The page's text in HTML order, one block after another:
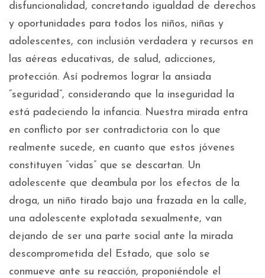
disfuncionalidad, concretando igualdad de derechos
y oportunidades para todos los niños, niñas y
adolescentes, con inclusión verdadera y recursos en
las aéreas educativas, de salud, adicciones,
protección. Así podremos lograr la ansiada
“seguridad”, considerando que la inseguridad la
está padeciendo la infancia. Nuestra mirada entra
en conflicto por ser contradictoria con lo que
realmente sucede, en cuanto que estos jóvenes
constituyen “vidas” que se descartan. Un
adolescente que deambula por los efectos de la
droga, un niño tirado bajo una frazada en la calle,
una adolescente explotada sexualmente, van
dejando de ser una parte social ante la mirada
descomprometida del Estado, que solo se
conmueve ante su reacción, proponiéndole el